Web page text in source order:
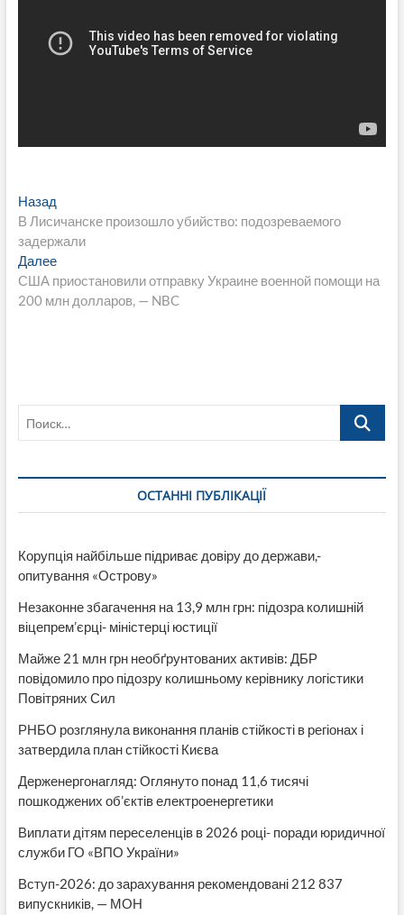
Навигация
по
записям
НазадПредыдущая
запись:
В Лисичанске произошло убийство: подозреваемого
задержали
ДалееСледующая
запись:
США приостановили отправку Украине военной помощи на
200 млн долларов, — NBC
Поиск…
ОСТАННІ ПУБЛІКАЦІЇ
Корупція найбільше підриває довіру до держави,-
опитування «Острову»
Незаконне збагачення на 13,9 млн грн: підозра колишній
віцепрем’єрці- міністерці юстиції
Майже 21 млн грн необґрунтованих активів: ДБР
повідомило про підозру колишньому керівнику логістики
Повітряних Сил
РНБО розглянула виконання планів стійкості в регіонах і
затвердила план стійкості Києва
Держенергонагляд: Оглянуто понад 11,6 тисячі
пошкоджених об’єктів електроенергетики
Виплати дітям переселенців в 2026 році- поради юридичної
служби ГО «ВПО України»
Вступ-2026: до зарахування рекомендовані 212 837
випускників, — МОН